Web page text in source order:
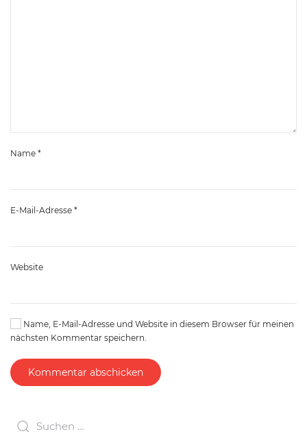
Name *
E-Mail-Adresse *
Website
Name, E-Mail-Adresse und Website in diesem Browser für meinen
nächsten Kommentar speichern.
Kommentar abschicken